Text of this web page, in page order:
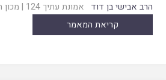
הרב אבישי בן דוד אמונת עתיך 124 |
קריאת המאמר